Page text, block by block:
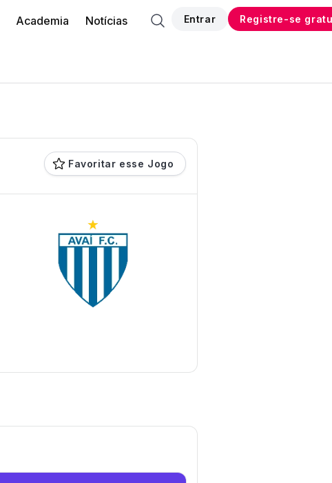
Academia Notícias Entrar Registre-se
Favoritar esse Jogo